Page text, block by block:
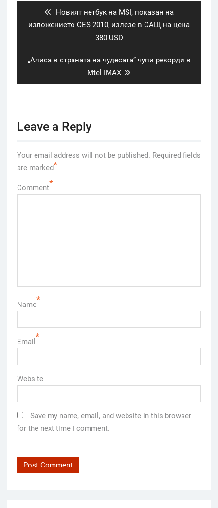
Previous
post:
Новият нетбук на MSI, показан на
изложението CES 2010, излезе в САЩ на цена
380 USD
Next
„Алиса в страната на чудесата” чупи рекорди в
Mtel IMAX
Leave a Reply
Your email address will not be published. Required fields
are marked*
Comment*
Name*
Email *
Website
Save my name, email, and website in this browser
for the next time I comment.